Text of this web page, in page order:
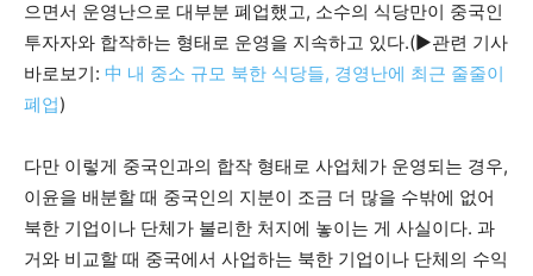
으면서 운영난으로 대부분 폐업했고, 소수의 식당만이 중국인
투자자와 합작하는 형태로 운영을 지속하고 있다.(▶관련 기사
바로보기: 中 내 중소 규모 북한 식당들, 경영난에 최근 줄줄이
폐업)
다만 이렇게 중국인과의 합작 형태로 사업체가 운영되는 경우,
이윤을 배분할 때 중국인의 지분이 조금 더 많을 수밖에 없어
북한 기업이나 단체가 불리한 처지에 놓이는 게 사실이다. 과
거와 비교할 때 중국에서 사업하는 북한 기업이나 단체의 수익